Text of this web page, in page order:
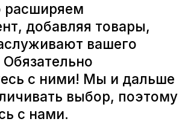
расширяем
добавляя товары,
вашего
с ними! Мы и дальше
выбор, поэтому
с нами.